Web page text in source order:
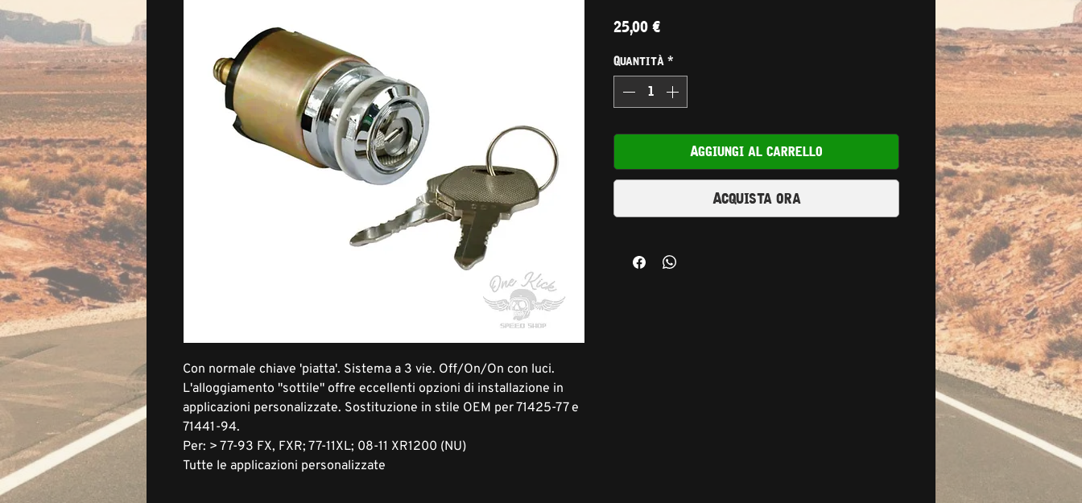
Con normale chiave 'piatta'. Sistema a 3 vie. Off/On/On con luci.
L'alloggiamento "sottile" offre eccellenti opzioni di installazione in
applicazioni personalizzate. Sostituzione in stile OEM per 71425-77 e
71441-94.
Per: > 77-93 FX, FXR; 77-11XL; 08-11 XR1200 (NU)
Tutte le applicazioni personalizzate
25,00 €Prezzo
Quantità *
Aggiungi al carrello
Acquista ora